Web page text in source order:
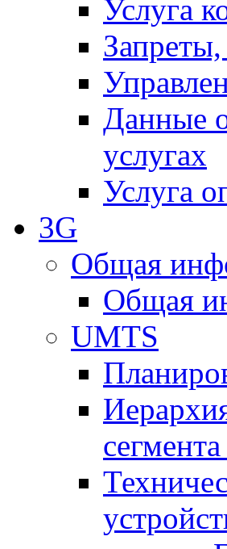
Услуга
Данные
услугах
Услуга
3G
Общая
Общая
UMTS